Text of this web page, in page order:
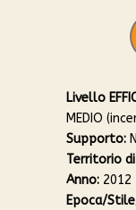
Livello
MEDIO
Supporto:
Territorio
Anno: 2012
Epoca/